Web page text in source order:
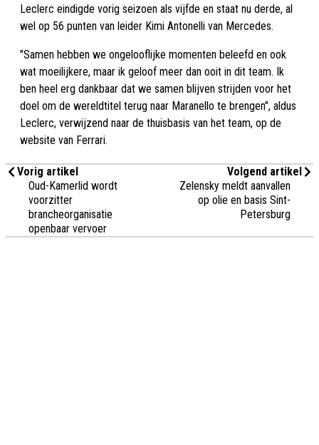
Leclerc eindigde vorig seizoen als vijfde en staat nu derde, al
wel op 56 punten van leider Kimi Antonelli van Mercedes.
"Samen hebben we ongelooflijke momenten beleefd en ook
wat moeilijkere, maar ik geloof meer dan ooit in dit team. Ik
ben heel erg dankbaar dat we samen blijven strijden voor het
doel om de wereldtitel terug naar Maranello te brengen", aldus
Leclerc, verwijzend naar de thuisbasis van het team, op de
website van Ferrari.
Vorig artikel
Oud-Kamerlid wordt
voorzitter
brancheorganisatie
openbaar vervoer
Volgend artikel
Zelensky meldt aanvallen
op olie en basis Sint-
Petersburg